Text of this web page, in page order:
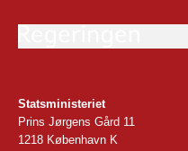
Statsministeriet
Prins Jørgens Gård 11
1218 København K